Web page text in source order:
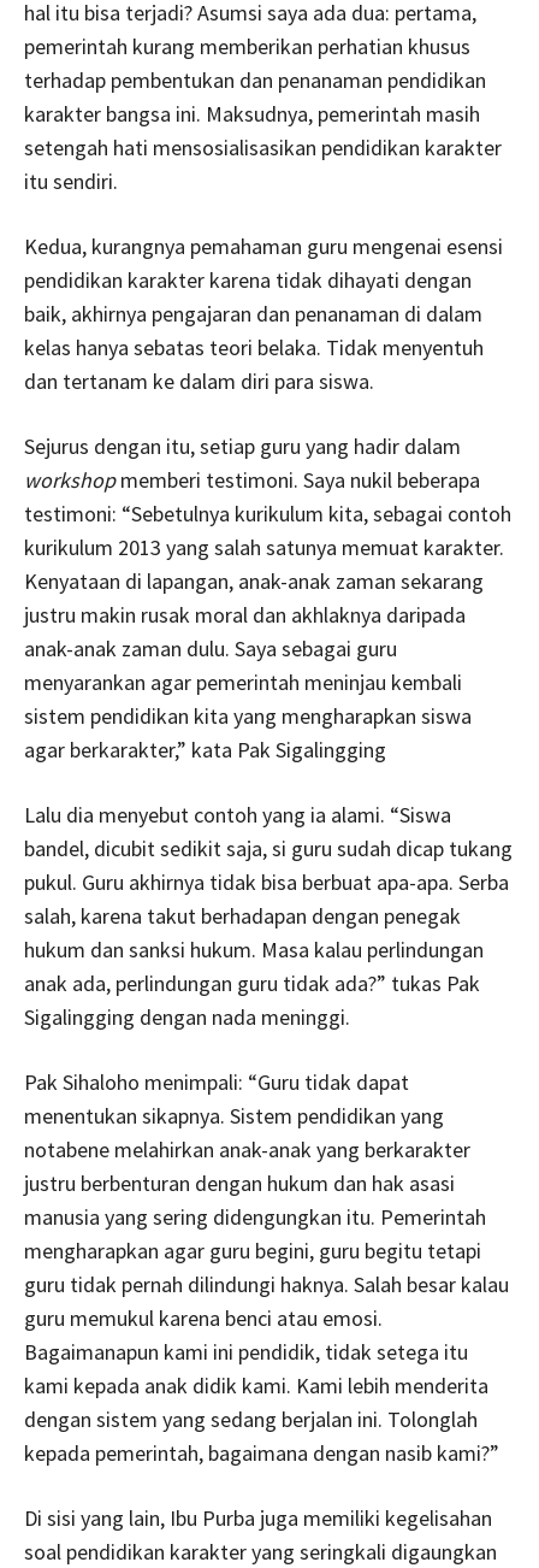
hal itu bisa terjadi? Asumsi saya ada dua: pertama,
pemerintah kurang memberikan perhatian khusus
terhadap pembentukan dan penanaman pendidikan
karakter bangsa ini. Maksudnya, pemerintah masih
setengah hati mensosialisasikan pendidikan karakter
itu sendiri.
Kedua, kurangnya pemahaman guru mengenai esensi
pendidikan karakter karena tidak dihayati dengan
baik, akhirnya pengajaran dan penanaman di dalam
kelas hanya sebatas teori belaka. Tidak menyentuh
dan tertanam ke dalam diri para siswa.
Sejurus dengan itu, setiap guru yang hadir dalam
workshopmemberi testimoni. Saya nukil beberapa
testimoni: “Sebetulnya kurikulum kita, sebagai contoh
kurikulum 2013 yang salah satunya memuat karakter.
Kenyataan di lapangan, anak-anak zaman sekarang
justru makin rusak moral dan akhlaknya daripada
anak-anak zaman dulu. Saya sebagai guru
menyarankan agar pemerintah meninjau kembali
sistem pendidikan kita yang mengharapkan siswa
agar berkarakter,” kata Pak Sigalingging
Lalu dia menyebut contoh yang ia alami. “Siswa
bandel, dicubit sedikit saja, si guru sudah dicap tukang
pukul. Guru akhirnya tidak bisa berbuat apa-apa. Serba
salah, karena takut berhadapan dengan penegak
hukum dan sanksi hukum. Masa kalau perlindungan
anak ada, perlindungan guru tidak ada?” tukas Pak
Sigalingging dengan nada meninggi.
Pak Sihaloho menimpali: “Guru tidak dapat
menentukan sikapnya. Sistem pendidikan yang
notabene melahirkan anak-anak yang berkarakter
justru berbenturan dengan hukum dan hak asasi
manusia yang sering didengungkan itu. Pemerintah
mengharapkan agar guru begini, guru begitu tetapi
guru tidak pernah dilindungi haknya. Salah besar kalau
guru memukul karena benci atau emosi.
Bagaimanapun kami ini pendidik, tidak setega itu
kami kepada anak didik kami. Kami lebih menderita
dengan sistem yang sedang berjalan ini. Tolonglah
kepada pemerintah, bagaimana dengan nasib kami?”
Di sisi yang lain, Ibu Purba juga memiliki kegelisahan
soal pendidikan karakter yang seringkali digaungkan